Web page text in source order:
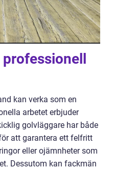
professionell
kan verka som en
arbetet erbjuder
golvläggare har både
att garantera ett felfritt
eller ojämnheter som
Dessutom kan fackmän